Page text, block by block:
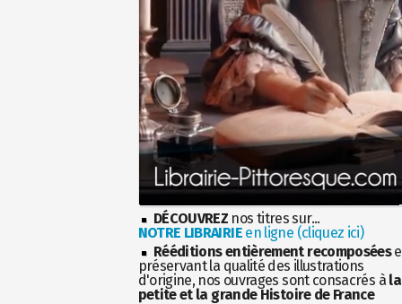
DÉCOUVREZ nos titres sur...
NOTRE LIBRAIRIEen ligne (cliquez ici)
Rééditions entièrement recomposées
préservant la qualité des illustrations
d'origine, nos ouvrages sont consacrés à la
petite et la grande Histoire de France